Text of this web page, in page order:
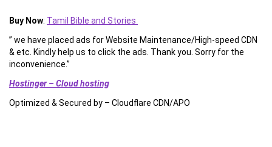
Buy Now: Tamil Bible and Stories
” we have placed ads for Website Maintenance/High-speed CDN
& etc. Kindly help us to click the ads. Thank you. Sorry for the
inconvenience.”
Hostinger – Cloud hosting
Optimized & Secured by – Cloudflare CDN/APO